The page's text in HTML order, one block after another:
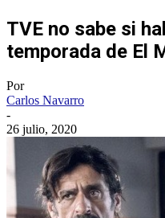
TVE no sabe si
temporada de El
Por
Carlos Navarro
-
26 julio, 2020